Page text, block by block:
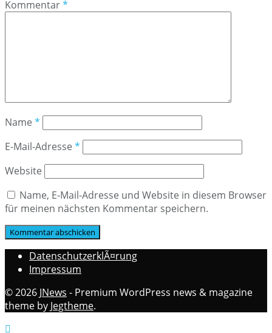
Kommentar*
Name *
E-Mail-Adresse *
Website
Name, E-Mail-Adresse und Website in diesem Browser
für meinen nächsten Kommentar speichern.
DatenschutzerklÃ¤rung
Impressum
© 2026 JNews - Premium WordPress news & magazine
theme by Jegtheme.